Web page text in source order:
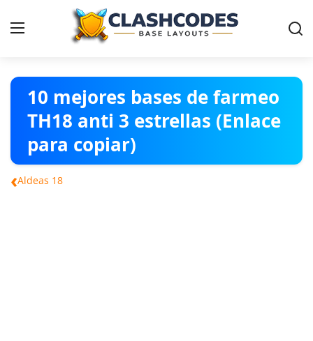
Contact
Aldeas
10 mejores bases de farmeo
TH18 anti 3 estrellas (Enlace
para copiar)
‹Aldeas 18